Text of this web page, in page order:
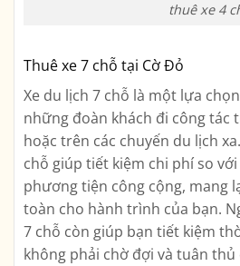
thuê xe 4
Thuê xe 7 chỗ tại Cờ Đỏ
Xe du lịch 7 chỗ là một lựa
những đoàn khách đi công tác
hoặc trên các chuyến du lịch
chỗ giúp tiết kiệm chi phí so
phương tiện công cộng, mang
toàn cho hành trình của bạn.
7 chỗ còn giúp bạn tiết kiệm
không phải chờ đợi và tuân